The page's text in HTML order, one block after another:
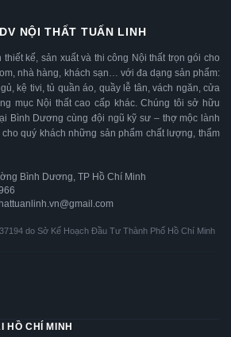
NỘI THẤT TUẤN LINH
thiết kế, sản xuất và thi công Nội thất trọn gói cho
nhà hàng, khách sạn… với đa dạng sản phẩm:
kệ tivi, tủ quần áo, quầy lễ tân, vách ngăn, cửa
mục Nội thất cao cấp khác. Chúng tôi sở hữu
Bình Dương cùng đội ngũ kỹ sư – thợ mộc lành
quý khách những sản phẩm chất lượng, thẩm
Bình Dương, TP Hồ Chí Minh
do Sở Kế Hoạch Đầu Tư Thành Phố Hồ Chí Minh
HỒ CHÍ MINH